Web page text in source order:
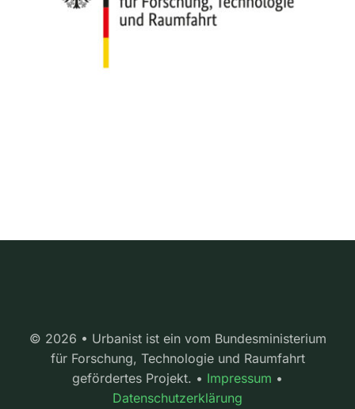
© 2026 • Urbanist ist ein vom Bundesministerium
für Forschung, Technologie und Raumfahrt
gefördertes Projekt. • Impressum •
Datenschutzerklärung